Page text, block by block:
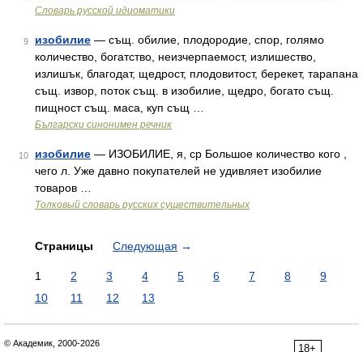
Словарь русской идиоматики
9 изобилие — същ. обилие, плодородие, спор, голямо
количество, богатство, неизчерпаемост, излишество,
излишък, благодат, щедрост, плодовитост, берекет, тарапана
същ. извор, поток същ. в изобилие, щедро, богато същ.
пищност същ. маса, куп същ …
Български синонимен речник
10 изобилие — ИЗОБИЛИЕ, я, ср Большое количество кого ,
чего л. Уже давно покупателей не удивляет изобилие
товаров …
Толковый словарь русских существительных
Страницы Следующая →
1 2 3 4 5 6 7 8
9
10
11 12 13
18+
© Академик, 2000-2026